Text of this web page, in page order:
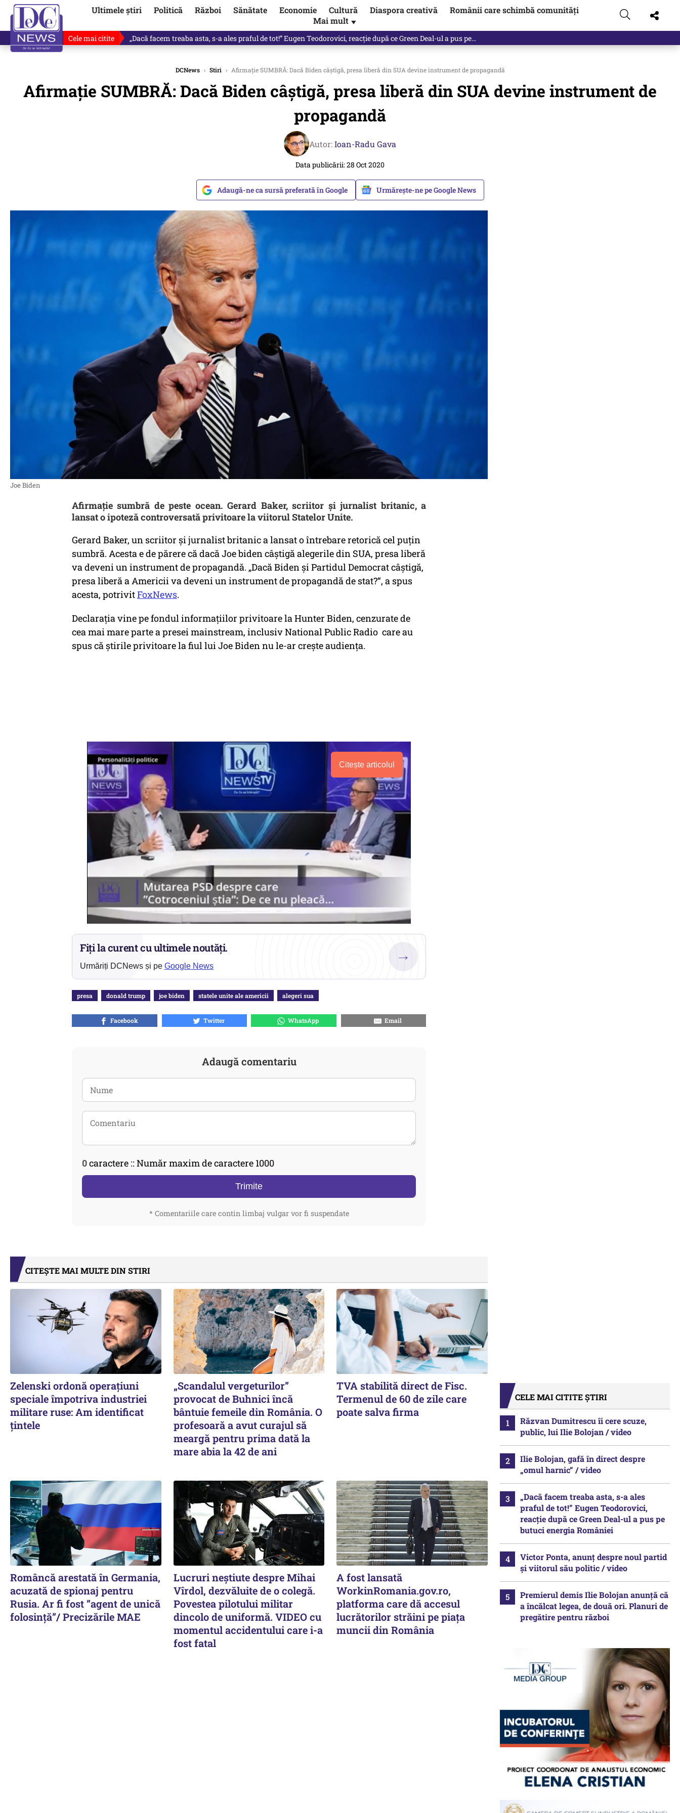
Ultimele știri Politică Război Sănătate Economie Cultură Diaspora creativă
Românii care schimbă comunități
Mai mult ▼
Cele mai citite Victor Ponta, anunț despre noul partid și viitorul său politic / video
DCNews › Stiri › Afirmație SUMBRĂ: Dacă Biden câștigă, presa liberă din SUA devine instrument de propagandă
Afirmație SUMBRĂ: Dacă Biden câștigă, presa liberă din SUA devine instrument de
propagandă
Autor:Ioan-Radu Gava
Data publicării: 28 Oct 2020
Adaugă-ne ca sursă preferată în Google Urmărește-ne pe Google News
Joe Biden
Afirmație sumbră de peste ocean. Gerard Baker, scriitor și jurnalist britanic, a
lansat o ipoteză controversată privitoare la viitorul Statelor Unite.
Gerard Baker, un scriitor și jurnalist britanic a lansat o întrebare retorică cel puțin
sumbră. Acesta e de părere că dacă Joe biden câștigă alegerile din SUA, presa liberă
va deveni un instrument de propagandă. „Dacă Biden și Partidul Democrat câștigă,
presa liberă a Americii va deveni un instrument de propagandă de stat?“, a spus
acesta, potrivitFoxNews.
Declarația vine pe fondul informațiilor privitoare la Hunter Biden, cenzurate de
cea mai mare parte a preseimainstream, inclusiv National Public Radio care au
spus că știrile privitoare la fiul lui Joe Biden nu le-ar crește audiența.
Citește articolul
Fiți la curent cu ultimele noutăți.
Urmăriți DCNews și pe Google News
→
presa donald trump joe biden statele unite ale americii alegeri sua
Facebook Twitter WhatsApp Email
Adaugă comentariu
0caractere :: Număr maxim de caractere 1000
Trimite
* Comentariile care contin limbaj vulgar vor fi suspendate
CITEȘTE MAI MULTE DIN STIRI
Zelenski ordonă operațiuni
speciale împotriva industriei
militare ruse: Am identificat
țintele
„Scandalul vergeturilor”
provocat de Buhnici încă
bântuie femeile din România. O
profesoară a avut curajul să
meargă pentru prima dată la
mare abia la 42 de ani
TVA stabilită direct de Fisc.
Termenul de 60 de zile care
poate salva firma
Româncă arestată în Germania,
acuzată de spionaj pentru
Rusia. Ar fi fost ”agent de unică
folosință”/ Precizările MAE
Lucruri neștiute despre Mihai
Vîrdol, dezvăluite de o colegă.
Povestea pilotului militar
dincolo de uniformă. VIDEO cu
momentul accidentului care i-a
fost fatal
A fost lansată
WorkinRomania.gov.ro,
platforma care dă accesul
lucrătorilor străini pe piața
muncii din România
CELE MAI CITITE ȘTIRI
Răzvan Dumitrescu îi cere scuze,
public, lui Ilie Bolojan / video
Ilie Bolojan, gafă în direct despre
„omul harnic“ / video
„Dacă facem treaba asta, s-a ales
praful de tot!” Eugen Teodorovici,
reacție după ce Green Deal-ul a pus pe
butuci energia României
Victor Ponta, anunț despre noul partid
și viitorul său politic / video
Premierul demis Ilie Bolojan anunță că
a încălcat legea, de două ori. Planuri de
pregătire pentru război